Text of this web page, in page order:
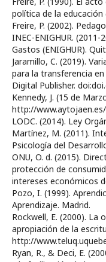
política de la educación
Freire, P. (2002).
INEC-ENIGHUR.
Gastos (ENIGHUR).
Jaramillo, C. (2019).
para la transferencia
Digital Publisher.
Kennedy, J. (15 de
http://
LODC. (2014). Ley
Martínez, M. (2011).
Psicología del
ONU, O. d. (2015).
protección de
intereses económicos
Pozo, I. (1999).
Aprendizaje. Madrid.
Rockwell, E. (2000). La
apropiación de la
http://
Ryan, R., & Deci, E.